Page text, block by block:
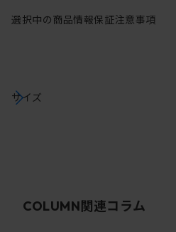
選択中の商品情報保証注意事項
サイズ
COLUMN関連コラム